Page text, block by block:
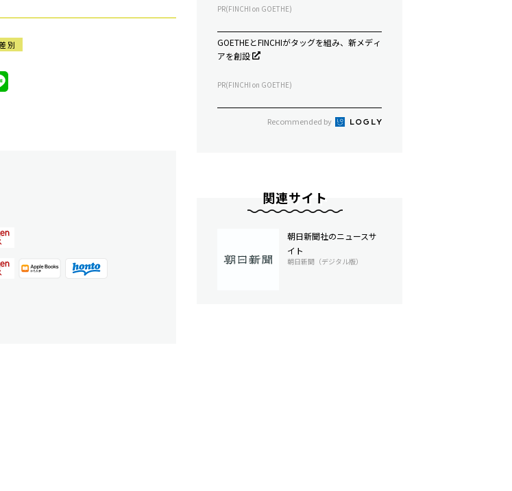
別
PR(FINCHI on GOETHE)
GOETHEとFINCHIがタッグを組み、新メディ
アを創設
PR(FINCHI on GOETHE)
Recommended by
関連サイト
朝日新聞社のニュースサ
イト
朝日新聞（デジタル版）